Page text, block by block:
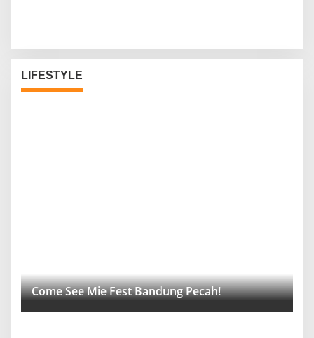
LIFESTYLE
Come See Mie Fest Bandung Pecah!